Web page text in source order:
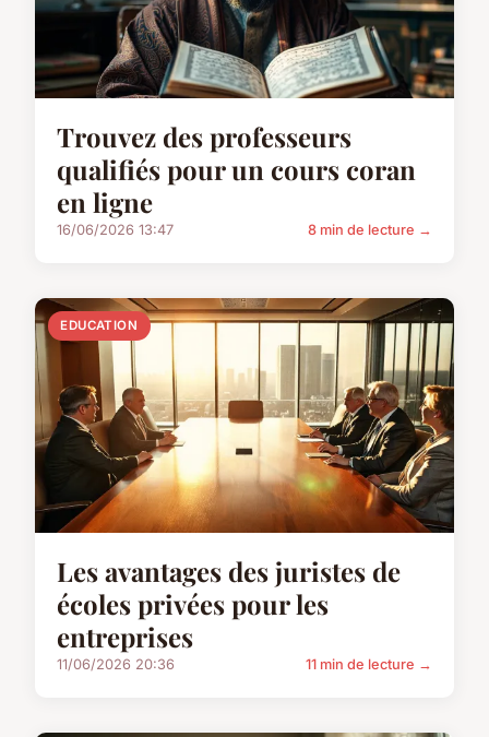
Trouvez des professeurs
qualifiés pour un cours coran
en ligne
16/06/2026 13:47 8 min de lecture →
EDUCATION
Les avantages des juristes de
écoles privées pour les
entreprises
11/06/2026 20:36 11 min de lecture →